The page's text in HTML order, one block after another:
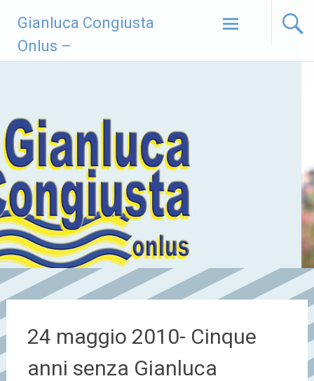
contenuto
Gianluca Congiusta
Onlus –
24 maggio 2010- Cinque
anni senza Gianluca